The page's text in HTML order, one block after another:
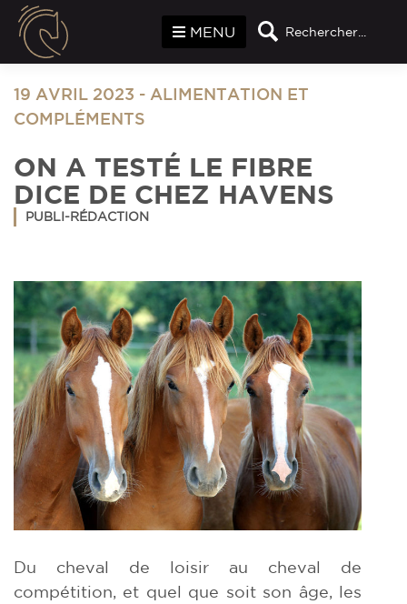
Rechercher...
MENU
19 AVRIL 2023 - ALIMENTATION ET
COMPLÉMENTS
ON A TESTÉ LE FIBRE
DICE DE CHEZ HAVENS
PUBLI-RÉDACTION
Du cheval de loisir au cheval de
compétition, et quel que soit son âge, les
Panneau de gestion des cookies